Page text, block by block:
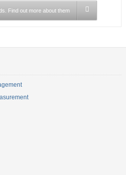
Find out more about them